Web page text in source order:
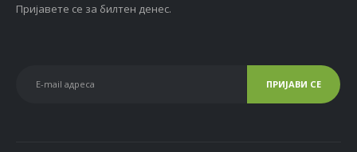
Пријавете се за билтен денес.